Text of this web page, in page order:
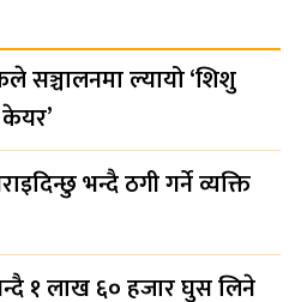
सञ्चालनमा ल्यायो ‘शिशु
भन्दै ठगी गर्ने व्यक्ति
१ लाख ६० हजार घुस लिने